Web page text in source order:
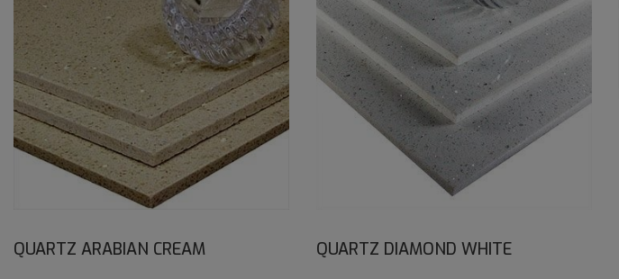
QUARTZ ARABIAN CREAM
QUARTZ DIAMOND WHITE